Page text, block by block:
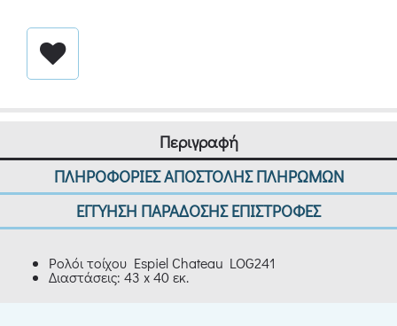
Περιγραφή
ΠΛΗΡΟΦΟΡΙΕΣ ΑΠΟΣΤΟΛΗΣ ΠΛΗΡΩΜΩΝ
ΕΓΓΥΗΣΗ ΠΑΡΑΔΟΣΗΣ ΕΠΙΣΤΡΟΦΕΣ
Ρολόι τοίχου Espiel Chateau LOG241
Διαστάσεις: 43 x 40 εκ.